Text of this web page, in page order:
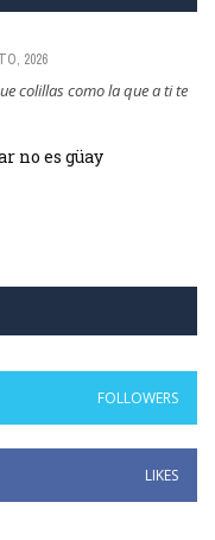
2026
colillas como la que a ti te
no es güay
FOLLOWERS
LIKES